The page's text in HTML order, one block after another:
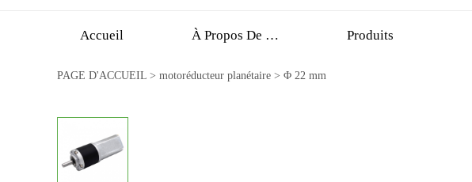
Accueil À Propos De Nous Produits
PAGE D'ACCUEIL > motoréducteur planétaire > Φ 22 mm